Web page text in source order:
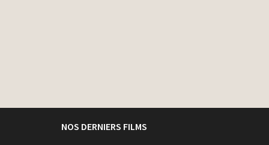
NOS DERNIERS FILMS